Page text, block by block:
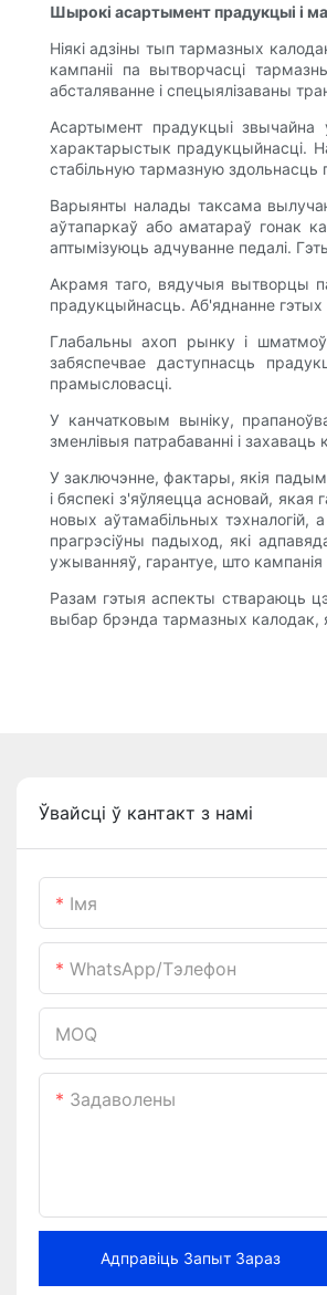
Шырокі асартымент прадукцыі і
Ніякі адзіны тып тармазных
кампаніі па вытворчасці
абсталяванне і спецыялізаваны
Асартымент прадукцыі
характарыстык прадукцыйнасці.
стабільную тармазную здольнасць
Варыянты налады таксама
аўтапаркаў або аматараў гонак
аптымізуюць адчуванне педалі.
Акрамя таго, вядучыя вытворцы
прадукцыйнасць. Аб'яднанне гэтых
Глабальны ахоп рынку і
забяспечвае даступнасць
прамысловасці.
У канчатковым выніку,
зменлівыя патрабаванні і
У заключэнне, фактары, якія
і бяспекі з'яўляецца асновай,
новых аўтамабільных
прагрэсіўны падыход, які
ужыванняў, гарантуе, што
Разам гэтыя аспекты ствараюць
выбар брэнда тармазных калодак,
Ўвайсці ў кантакт з намі
Імя
WhatsApp/тэлефон
MOQ
Задаволены
Адправіць Запыт Зараз